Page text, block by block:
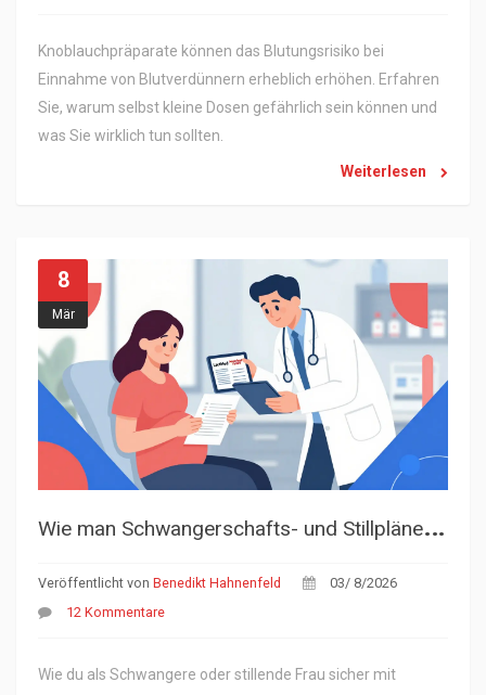
Knoblauchpräparate können das Blutungsrisiko bei
Einnahme von Blutverdünnern erheblich erhöhen. Erfahren
Sie, warum selbst kleine Dosen gefährlich sein können und
was Sie wirklich tun sollten.
Weiterlesen
8
Mär
W
ie man Schwangerschafts- und Stillpläne zur Medikamentensicherheit bespricht
Veröffentlicht von Benedikt Hahnenfeld
03/ 8/2026
12 Kommentare
Wie du als Schwangere oder stillende Frau sicher mit